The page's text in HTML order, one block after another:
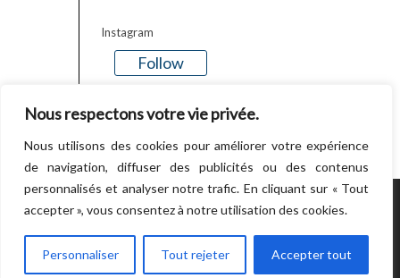
Nous respectons votre vie privée.
Nous utilisons des cookies pour améliorer votre expérience
de navigation, diffuser des publicités ou des contenus
personnalisés et analyser notre trafic. En cliquant sur « Tout
accepter », vous consentez à notre utilisation des cookies.
Personnaliser Tout rejeter Accepter tout
Instagram
Follow
POWERED BY WORDPRESS.CREATED BY
THEMESINDEP
RETOUR EN HAUT